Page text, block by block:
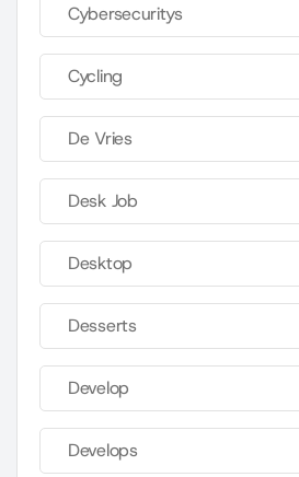
Cybersecuritys
Cycling
De Vries
Desk Job
Desktop
Desserts
Develop
Develops